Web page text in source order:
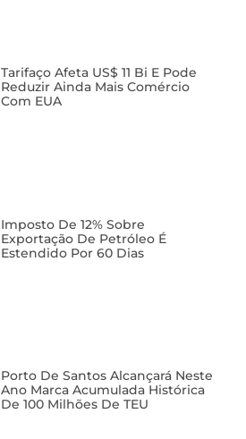
Tarifaço Afeta US$ 11 Bi E Pode
Reduzir Ainda Mais Comércio
Com EUA
Imposto De 12% Sobre
Exportação De Petróleo É
Estendido Por 60 Dias
Porto De Santos Alcançará Neste
Ano Marca Acumulada Histórica
De 100 Milhões De TEU